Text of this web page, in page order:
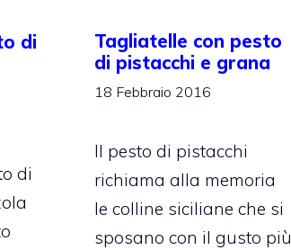
di
di
Tagliatelle con pesto
di pistacchi e grana
18 Febbraio 2016
Il pesto di pistacchi
richiama alla memoria
le colline siciliane che si
sposano con il gusto più